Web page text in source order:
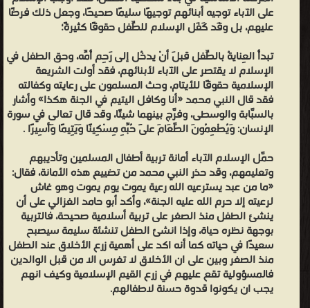
اكتساب المهارات التي تساهم في تفوقه الدراسي في ظل ثورة المعرفة .
5- تطوير القدرات العقلية ، واستخدام طرق الاستدلال في إيجاد حلول
للمشاكل واتخاذ قرارات عقلانية هامة . 6- مساعدة الطفل ليصير متعلماً ،
نشيطاً ، مبتكراً ، فعالاً، مبدعاً ، معطاءً ،ليصبح فيما بعد شخصاً مهما في
مجتمعه .
مجموعة من المؤلفين - "مجموعة من المؤلفين"، هو ركن للكتب التي
شارك في تأليفها أكتر من كاتب ومؤلف، وهو قسم مميز مليء بالكتب
التي تعددت الجهود في إخراجها على أكمل الوجوه.
من قصص مجلة براعم الايمان أجمل القصص للأطفال - مكتبة كتب
الأطفال قصص ومجلات.
على الآباء توجيه أبنائهم توجيهًا سليمًا صحيحًا، وجعل ذلك فرضًا
عليهم، بل وقَد كَفَل الإسلام للطِّفل حقوقًا كثيرةً؛
تبدأُ العِنايةُ بالطِّفل قبلَ أنْ يدخُل إلى رَحِم أُمِّه، وحق الطفل في
الإسلام لا يقتصر على الآباء لأبنائهم، فقد أولت الشريعة
الإسلامية حقوقًا للأيتام، وحث المسلمون على رعايته وكفالته
فقد قال النبي محمد «أنا وكافل اليتيم في الجنة هكذا» وأشار
بالسبَّابة والوسطى، وفرَّج بينهما شيئًا، وقد قال تعالى في سورة
الإنسان: وَيُطْعِمُونَ الطَّعَامَ عَلَى حُبِّهِ مِسْكِينًا وَيَتِيمًا وَأَسِيرًا .
حمَّل الإسلام الآباء أمانة تربية أطفال المسلمين وتأديبهم
وتعليمهم، وقد حذر النبي محمد من تضييع هذه الأمانة، فقال:
«ما من عبد يسترعيه الله رعية يموت يوم يموت وهو غاش
لرعيته إلا حرم الله عليه الجنة»، وأكد أبو حامد الغزالي على أن
ينشئ الطفل منذ الصغر على تربية أسلامية صحيحة، فالتربية
بوجهة نظره حياة، وإذا انشئ الطفل تنشئة سليمة سيصبح
سعيدًا في حياته كما أنه اكد على أهمية زرع الأخلاق عند الطفل
منذ الصغر وبين على ان الأخلاق لا تغرس الا من قبل الوالدين
فالمسؤولية تقع عليهم في زرع القيم الإسلامية وكيف انهم
يجب ان يكونوا قدوة حسنة لاطفالهم.